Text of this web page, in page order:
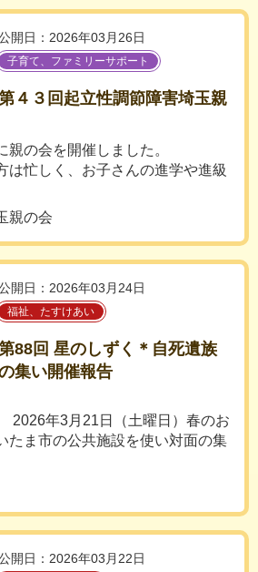
開日：2026年03月26日
子育て、ファミリーサポート
４３回起立性調節障害埼玉親
親の会を開催しました。
は忙しく、お子さんの進学や進級
親の会
開日：2026年03月24日
福祉、たすけあい
88回 星のしずく＊自死遺族
集い開催報告
2026年3月21日（土曜日）春のお
たま市の公共施設を使い対面の集
開日：2026年03月22日